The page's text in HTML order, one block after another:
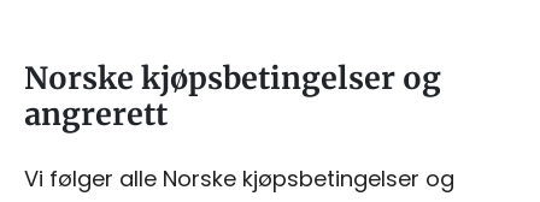
Norske kjøpsbetingelser og
angrerett
Vi følger alle Norske kjøpsbetingelser og